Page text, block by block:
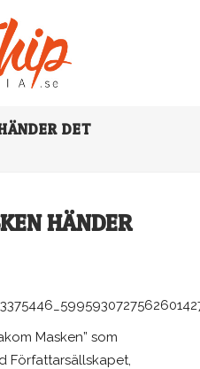
DET
HÄNDER
Masken” som
Författarsällskapet,